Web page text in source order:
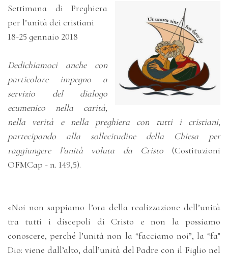
Settimana di Preghiera
per l’unità dei cristiani
18-25 gennaio 2018
Dedichiamoci anche con
particolare impegno a
servizio del dialogo
ecumenico nella carità,
nella verità e nella preghiera con tutti i cristiani,
partecipando alla sollecitudine della Chiesa per
raggiungere l’unità voluta da Cristo (Costituzioni
OFMCap - n. 149,5).
«Noi non sappiamo l’ora della realizzazione dell’unità
tra tutti i discepoli di Cristo e non la possiamo
conoscere, perché l’unità non la “facciamo noi”, la “fa”
Dio: viene dall’alto, dall’unità del Padre con il Figlio nel